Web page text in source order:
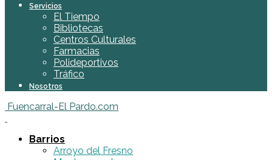
Servicios
El Tiempo
Bibliotecas
Centros Culturales
Farmacias
Polideportivos
Tráfico
Nosotros
Fuencarral-El Pardo.com
Barrios
Arroyo del Fresno